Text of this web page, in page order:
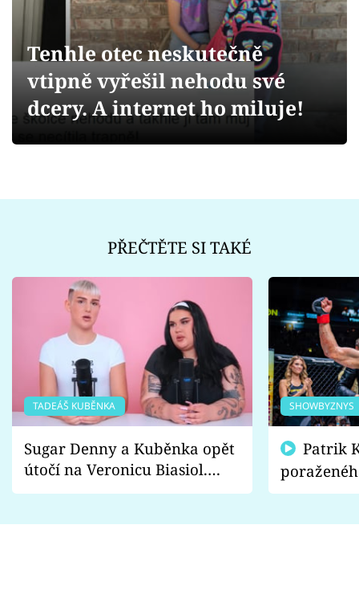
Videa
Sledujte prima+
Přihlášení
Tenhle otec neskutečně
vtipně vyřešil nehodu své
dcery. A internet ho miluje!
PŘEČTĚTE SI TAKÉ
TADEÁŠ KUBĚNKA
Sugar Denny a Kuběnka opět
útočí na Veronicu Biasiol.
Proč je podle nich falešná a
SHOWBYZNYS
fanoušci